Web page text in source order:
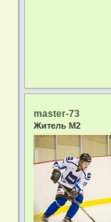
master-73
Житель М2